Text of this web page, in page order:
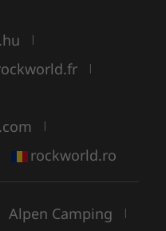
|
|
|
rockworld.ro
Alpen Camping |